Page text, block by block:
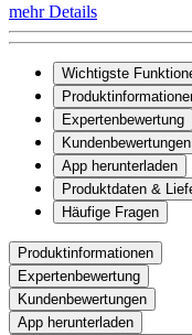
mehr Details
Wichtigste
Expertenbewertung
Kundenbewertungen
App herunterladen
Produktdaten &
Häufige Fragen
Produktinformationen
Expertenbewertung
Kundenbewertungen
App herunterladen